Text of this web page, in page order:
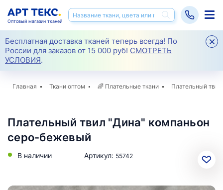
Бесплатная доставка тканей теперь всегда! По
России для заказов от 15 000 руб! СМОТРЕТЬ
УСЛОВИЯ.
Оптовый магазин тканей
Главная Ткани оптом 🌈 Плательные ткани Плательный
Плательный твил "Дина" компаньон
серо-бежевый
В наличии Артикул: 55742